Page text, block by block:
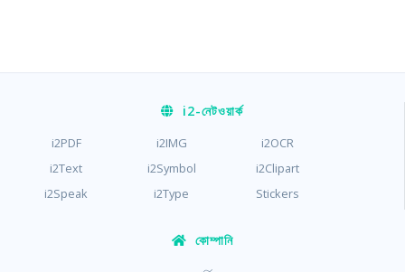
i2-নেটওয়ার্ক
i2PDF i2IMG
i2OCR
i2Text
i2Symbol
i2Clipart
i2Speak
i2Type Stickers
কোম্পানি